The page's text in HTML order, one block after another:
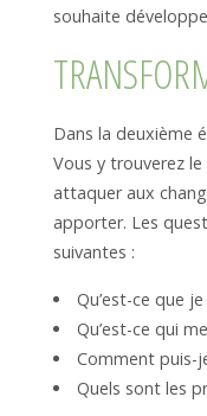
souhaite
Dans la deuxième
Vous y trouverez
attaquer aux
apporter. Les
suivantes :
Qu’est-ce que
Qu’est-ce qui
Comment puis-
Quels sont les